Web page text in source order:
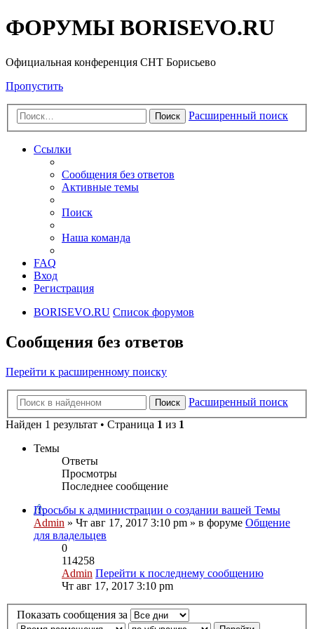
ФОРУМЫ BORISEVO.RU
Официальная конференция СНТ Борисьево
Пропустить
Поиск Расширенный поиск
Ссылки
Сообщения без ответов
Активные темы
Поиск
Наша команда
FAQ
Вход
Регистрация
BORISEVO.RU Список форумов
Сообщения без ответов
Перейти к расширенному поиску
Поиск
Расширенный поиск
Найден 1 результат • Страница 1 из 1
Темы
Ответы
Просмотры
Последнее сообщение
Просьбы к администрации о создании вашей Темы
Admin » Чт авг 17, 2017 3:10 pm » в форуме Общение
для владельцев
0
114258
Admin Перейти к последнему сообщению
Чт авг 17, 2017 3:10 pm
Показать сообщения за